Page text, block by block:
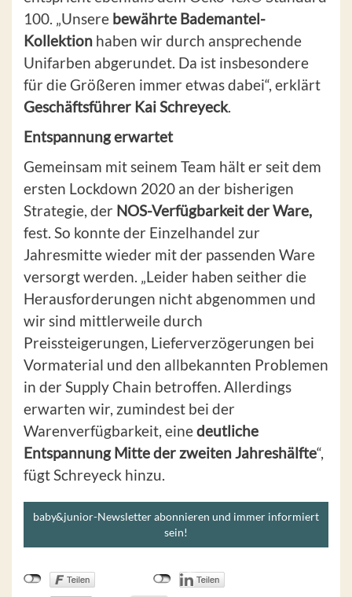
100. „Unsere bewährte Bademantel-
Kollektion haben wir durch ansprechende
Unifarben abgerundet. Da ist insbesondere
für die Größeren immer etwas dabei“, erklärt
Geschäftsführer Kai Schreyeck.
Entspannung erwartet
Gemeinsam mit seinem Team hält er seit dem
ersten Lockdown 2020 an der bisherigen
Strategie, der NOS-Verfügbarkeit der Ware,
fest. So konnte der Einzelhandel zur
Jahresmitte wieder mit der passenden Ware
versorgt werden. „Leider haben seither die
Herausforderungen nicht abgenommen und
wir sind mittlerweile durch
Preissteigerungen, Lieferverzögerungen bei
Vormaterial und den allbekannten Problemen
in der Supply Chain betroffen. Allerdings
erwarten wir, zumindest bei der
Warenverfügbarkeit, einedeutliche
Entspannung Mitte der zweiten Jahreshälfte“,
fügt Schreyeck hinzu.
baby&junior-Newsletter abonnieren und immer informiert
sein!